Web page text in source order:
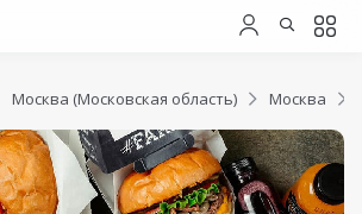
Москва (Московская область) Москва